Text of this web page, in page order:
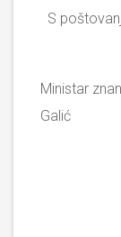
S
Ministar
Galić